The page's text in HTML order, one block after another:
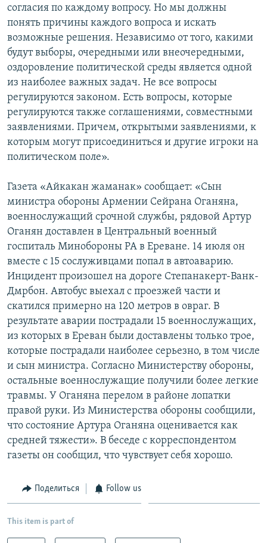
согласия по каждому вопросу. Но мы должны
понять причины каждого вопроса и искать
возможные решения. Независимо от того, какими
будут выборы, очередными или внеочередными,
оздоровление политической среды является одной
из наиболее важных задач. Не все вопросы
регулируются законом. Есть вопросы, которые
регулируются также соглашениями, совместными
заявлениями. Причем, открытыми заявлениями, к
которым могут присоединиться и другие игроки на
политическом поле».
Газета «Айкакан жаманак» сообщает: «Сын
министра обороны Армении Сейрана Оганяна,
военнослужащий срочной службы, рядовой Артур
Оганян доставлен в Центральный военный
госпиталь Минобороны РА в Ереване. 14 июля он
вместе с 15 сослуживцами попал в автоаварию.
Инцидент произошел на дороге Степанакерт-Ванк-
Дмрбон. Автобус выехал с проезжей части и
скатился примерно на 120 метров в овраг. В
результате аварии пострадали 15 военнослужащих,
из которых в Ереван были доставлены только трое,
которые пострадали наиболее серьезно, в том числе
и сын министра. Согласно Министерству обороны,
остальные военнослужащие получили более легкие
травмы. У Оганяна перелом в районе лопатки
правой руки. Из Министерства обороны сообщили,
что состояние Артура Оганяна оценивается как
средней тяжести». В беседе с корреспондентом
газеты он сообщил, что чувствует себя хорошо.
Поделиться Follow us
This item is part of